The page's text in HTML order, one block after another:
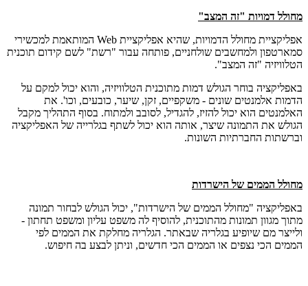
מחולל דמויות "זה המצב"
אפליקציית מחולל הדמויות, שהיא אפליקציית Web המותאמת למכשירי
סמארטפון ולמחשבים שולחניים, פותחה עבור "רשת" לשם קידום תוכנית
הטלוויזיה "זה המצב".
באפליקציה בוחר הגולש דמות מתוכנית הטלוויזיה, והוא יכול למקם על
הדמות אלמנטים שונים - משקפיים, זקן, שיער, כובעים, וכו'. את
האלמנטים הוא יכול להזיז, להגדיל, לסובב ולמתוח. בסוף התהליך מקבל
הגולש את התמונה שיצר, אותה הוא יכול לשתף בגלרייה של האפליקציה
וברשתות החברתיות השונות.
מחולל הממים של הישרדות
באפליקציה "מחולל הממים של הישרדות", יכול הגולש לבחור תמונה
מתוך מגוון תמונות מהתוכנית, להוסיף לה משפט עליון ומשפט תחתון -
ולייצר מם שיופיע בגלריה שבאתר. הגלריה מחלקת את הממים לפי
הממים הכי נצפים או הממים הכי חדשים, וניתן לבצע בה חיפוש.